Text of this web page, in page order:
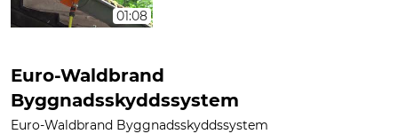
01:08
Euro-Waldbrand
Byggnadsskyddssystem
Euro-Waldbrand Byggnadsskyddssystem